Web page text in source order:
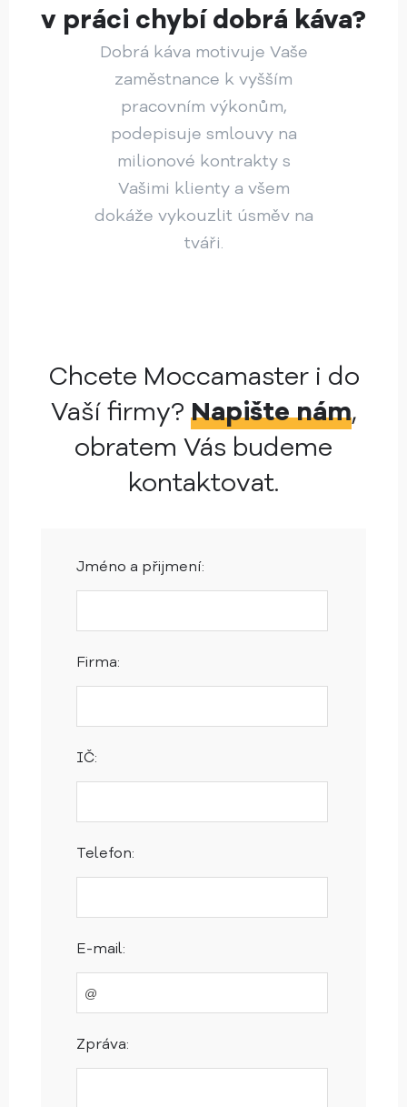
v práci chybí dobrá káva?
Dobrá káva motivuje Vaše
zaměstnance k vyšším
pracovním výkonům,
podepisuje smlouvy na
milionové kontrakty s
Vašimi klienty a všem
dokáže vykouzlit úsměv na
tváři.
Chcete Moccamaster i do
Vaší firmy? Napište nám,
obratem Vás budeme
kontaktovat.
Jméno a přijmení:
Firma:
IČ:
Telefon:
E-mail:
Zpráva: